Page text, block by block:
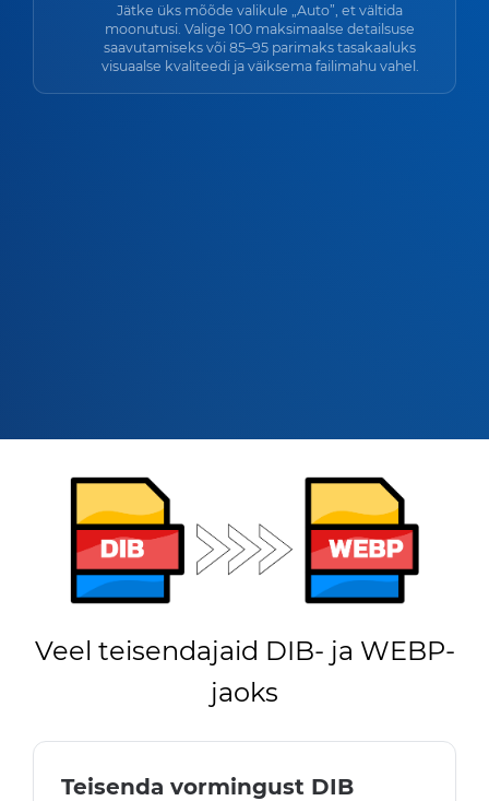
Jätke üks mõõde valikule „Auto”, et vältida
moonutusi. Valige 100 maksimaalse detailsuse
saavutamiseks või 85–95 parimaks tasakaaluks
visuaalse kvaliteedi ja väiksema failimahu vahel.
Veel teisendajaid DIB- ja WEBP-
jaoks
Teisenda vormingust DIB